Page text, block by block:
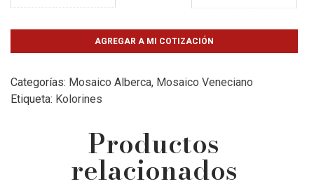
AGREGAR A MI COTIZACIÓN
Categorías: Mosaico Alberca, Mosaico Veneciano
Etiqueta: Kolorines
Productos
relacionados